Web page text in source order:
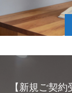
【新規ご契